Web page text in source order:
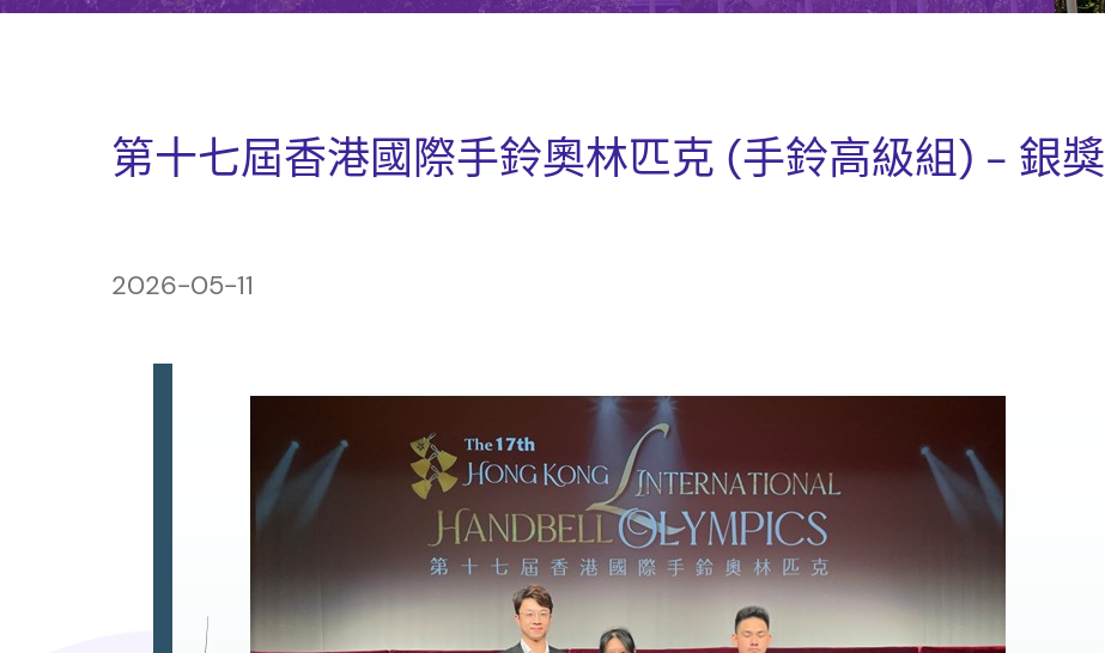
第十七屆香港國際手鈴奧林匹克 (手鈴高級組) - 銀獎
2026-05-11